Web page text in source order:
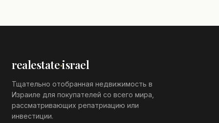
realestate·israel
Тщательно отобранная недвижимость в
Израиле для покупателей со всего мира,
рассматривающих репатриацию или
инвестиции.